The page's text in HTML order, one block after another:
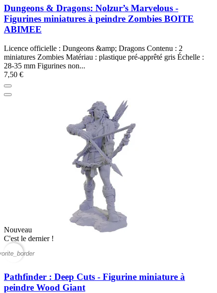
Dungeons & Dragons: Nolzur’s Marvelous -
Figurines miniatures à peindre Zombies BOITE
ABIMEE
Licence officielle : Dungeons &amp; Dragons Contenu : 2
miniatures Zombies Matériau : plastique pré-apprêté gris Échelle :
28-35 mm Figurines non...
7,50 €
Nouveau
C'est le dernier !
Pathfinder : Deep Cuts - Figurine miniature à
peindre Wood Giant